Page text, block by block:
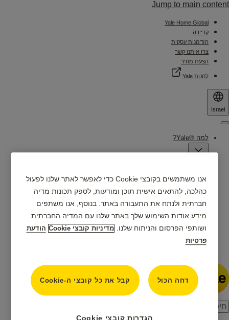
Jump to main content
Yale Home Global
קריירה
הזדמנות עסקית
צרו איתנו קשר
הצעת מחיר
לחנות Yale
Israel
למה ®Yale?
אפליקציית Yale Home
מוצרים חכמים
מרכזי שירות ומכירה
אנו משתמשים בקובצי Cookie כדי לאפשר לאתר שלנו לפעול
כהלכה, להתאים אישית תוכן ומודעות, לספק תכונות מדיה
חברתית ולנתח את התעבורה באתר. בנוסף, אנו משתפים
מידע אודות השימוש שלך באתר שלנו עם המדיה החברתית
ושותפי הפרסום והניתוח שלנו. מדיניות קובצי Cookie
הודעת
פרטיות
דחה הכול קבל את כל קובצי ה-Cookie
הגדרות קובצי Cookie